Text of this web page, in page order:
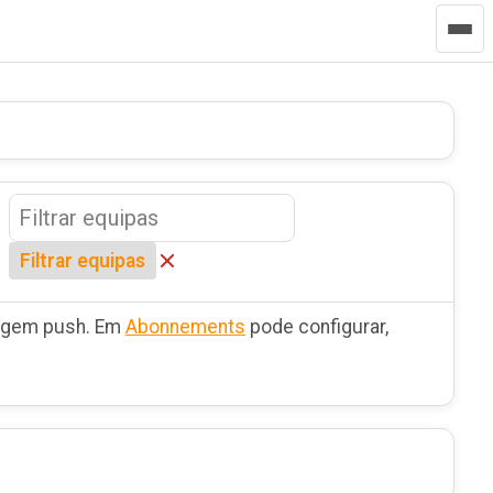
Filtrar equipas
push. Em Abonnements pode configurar,